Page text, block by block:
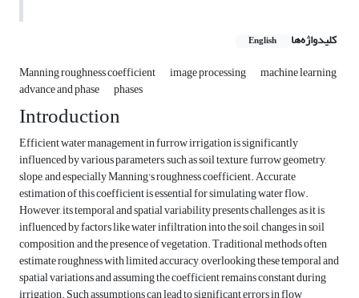
کلیدواژه‌ها English
Manning roughness coefficient image processing machine learning
advance and phase phases
Introduction
Efficient water management in furrow irrigation is significantly
influenced by various parameters, such as soil texture, furrow geometry,
slope, and especially Manning's roughness coefficient. Accurate
estimation of this coefficient is essential for simulating water flow.
However, its temporal and spatial variability presents challenges, as it is
influenced by factors like water infiltration into the soil, changes in soil
composition, and the presence of vegetation. Traditional methods often
estimate roughness with limited accuracy, overlooking these temporal and
spatial variations and assuming the coefficient remains constant during